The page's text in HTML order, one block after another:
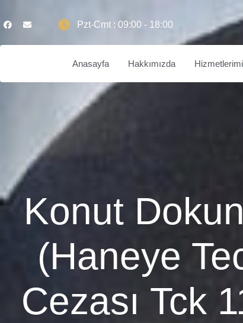
Pzt-Cmt : 09:00 - 18:00
Anasayfa Hakkımızda
Konut
(Haneye
Cezası Tck